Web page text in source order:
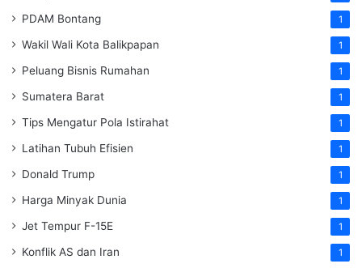
PDAM Bontang 1
Wakil Wali Kota Balikpapan 1
Peluang Bisnis Rumahan 1
Sumatera Barat 1
Tips Mengatur Pola Istirahat 1
Latihan Tubuh Efisien 1
Donald Trump 1
Harga Minyak Dunia 1
Jet Tempur F-15E 1
Konflik AS dan Iran 1